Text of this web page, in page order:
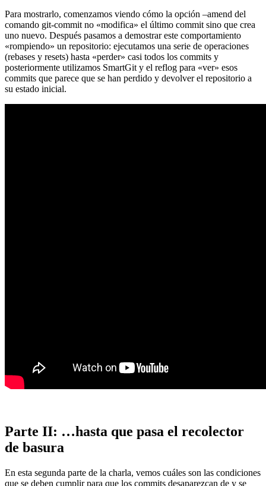
Para mostrarlo, comenzamos viendo cómo la opción –amend del
comando git-commit no «modifica» el último commit sino que crea
uno nuevo. Después pasamos a demostrar este comportamiento
«rompiendo» un repositorio: ejecutamos una serie de operaciones
(rebases y resets) hasta «perder» casi todos los commits y
posteriormente utilizamos SmartGit y el reflog para «ver» esos
commits que parece que se han perdido y devolver el repositorio a
su estado inicial.
Parte II: …hasta que pasa el recolector
de basura
En esta segunda parte de la charla, vemos cuáles son las condiciones
que se deben cumplir para que los commits desaparezcan de y se